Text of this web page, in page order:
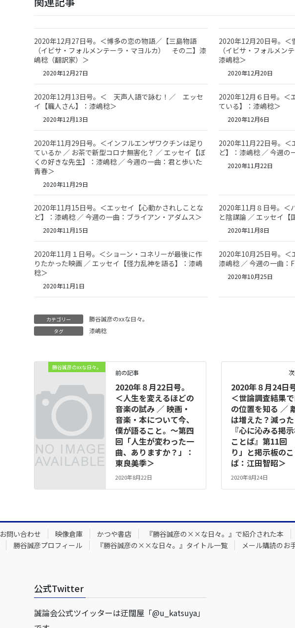
2020年12月27日号。＜博多の恋の物語／【三島物語
（イビサ・フォルメンテーラ・マヨルカ） その二】漆
嶋稔（翻訳家）＞
2020年12月27日
2020年12月20日号。＜
（イビサ・フォルメ
漆嶋稔＞
2020年12月20日
2020年12月13日号。＜ 天声人語で詠む！／ エッセ
イ【職人さん】：漆嶋稔＞
2020年12月13日
2020年12月６日号。＜
ている】：漆嶋稔＞
2020年12月6日
2020年11月29日号。＜インフルエンザワクチンは足り
ているか ／ お茶で新型コロナ無害化？ ／ エッセイ【ぼ
くの好きな先生】：漆嶋稔 ／ 今週の一曲：君と歩いた
青春＞
2020年11月29日
2020年11月22日号。＜
ど】：漆嶋稔 ／ 今週
2020年11月22日
2020年11月15日号。＜エッセイ【心動かされしことな
ど】：漆嶋稔 ／ 今週の一曲：ブライアン・アダムス＞
2020年11月15日
2020年11月８日号。＜
と陰謀論 ／ エッセイ【
2020年11月8日
2020年11月１日号。＜ショーン・コネリーが最後に作
りたかった映画 ／ エッセイ【怪力乱神を語る】：漆嶋
稔＞
2020年11月1日
2020年10月25日号。＜
漆嶋稔 ／ 今週の一曲：
2020年10月25日
カテゴリー 勝谷誠彦のxxな日々。
タグ 漆嶋稔
勝谷誠彦のxxな日々。
前の記事
2020年８月22日号。
＜人生を変えるほどの
音楽の試み ／ 映画・
音楽・本について今、
僕が語ること。～第四
回「人生が変わった一
曲、ありますか？」：
東良美季＞
2020年8月22日
2020年８月24日号
＜世論調査結果
の位置を知る ／
は増えた？減っ
『心に沁みる掲
ことば』第11回
り」と掲示板の
ば：江田智昭＞
2020年8月24日
お問い合わせ 映像倉庫 かつや書店 『勝谷誠彦の××な日々。』で紹介された本
勝谷誠彦プロフィール 『勝谷誠彦の××な日々。』タイトル一覧
メール購読のお
公式Twitter
誠論会公式ツイッターは迂闊屋「@u_katsuya」